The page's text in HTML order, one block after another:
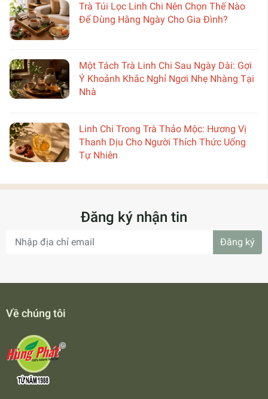
Trà Túi Lọc Linh Chi Nên Chọn Thế Nào
Để Dùng Hằng Ngày Cho Gia Đình?
Một Tách Trà Linh Chi Sau Ngày Dài: Gợi
Ý Khoảnh Khắc Nghỉ Ngơi Nhẹ Nhàng Tại
Nhà
Linh Chi Trong Trà Thảo Mộc: Hương Vị
Thanh Dịu Cho Người Thích Thức Uống
Tự Nhiên
Đăng ký nhận tin
Đăng ký
Về chúng tôi